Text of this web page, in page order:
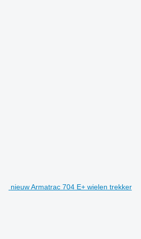
nieuw Armatrac 704 E+ wielen trekker